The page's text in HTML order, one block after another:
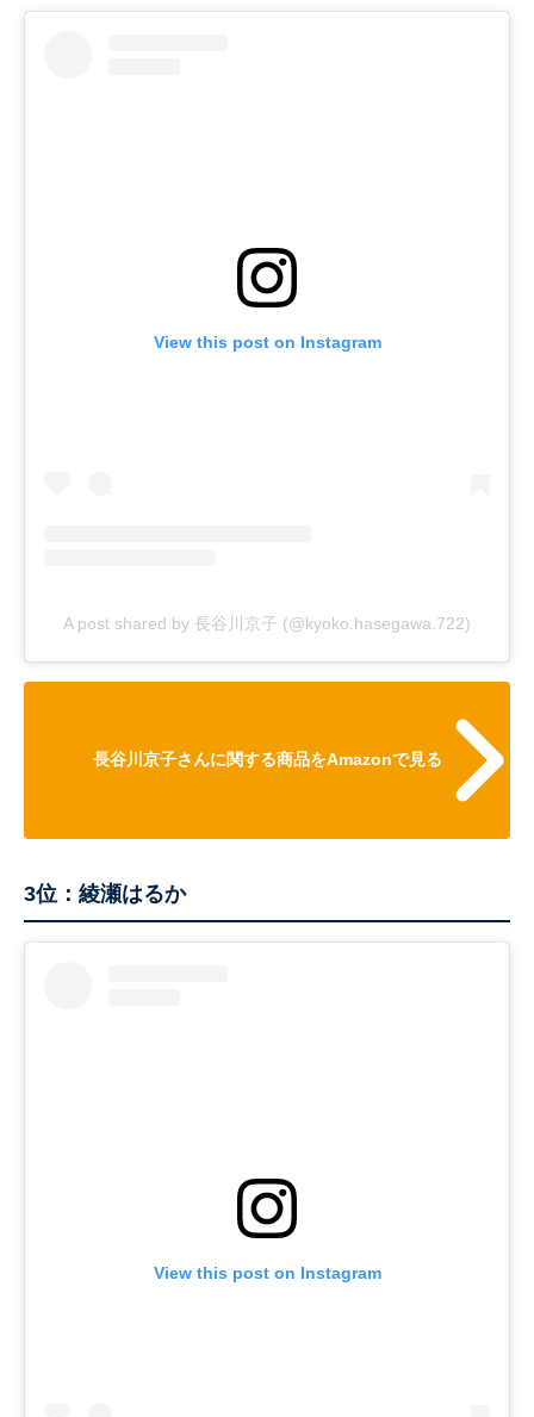
View this post on Instagram
A post shared by 長谷川京子 (@kyoko.hasegawa.722)
長谷川京子さんに関する商品をAmazonで見る
3位：綾瀬はるか
View this post on Instagram